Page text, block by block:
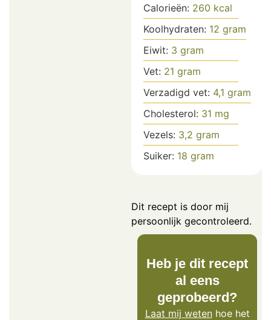
Calorieën: 260 kcal
Koolhydraten: 12 gram
Eiwit: 3 gram
Vet: 21 gram
Verzadigd vet: 4,1 gram
Cholesterol: 31 mg
Vezels: 3,2 gram
Suiker: 18 gram
Dit recept is door mij
persoonlijk gecontroleerd.
Heb je dit recept
al eens
geprobeerd?
Laat mij wetenhoe het